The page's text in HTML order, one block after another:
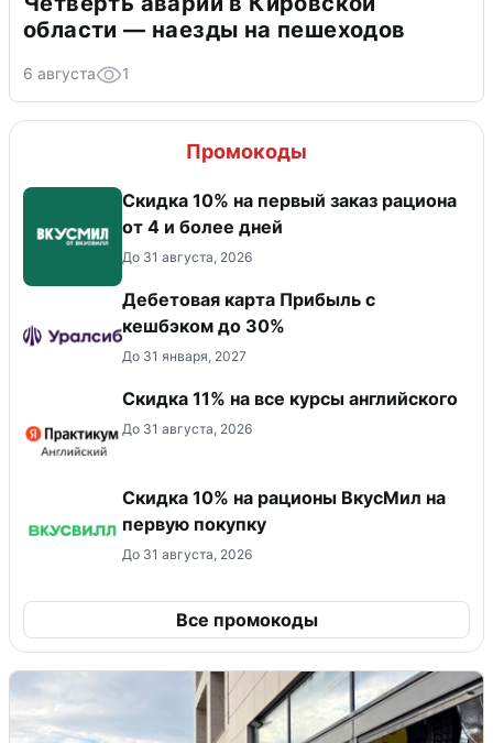
области — наезды на пешеходов
6 августа 1
Промокоды
Скидка 10% на первый заказ рациона
от 4 и более дней
До 31 августа, 2026
Дебетовая карта Прибыль с
кешбэком до 30%
До 31 января, 2027
Скидка 11% на все курсы английского
До 31 августа, 2026
Скидка 10% на рационы ВкусМил на
первую покупку
До 31 августа, 2026
Все промокоды